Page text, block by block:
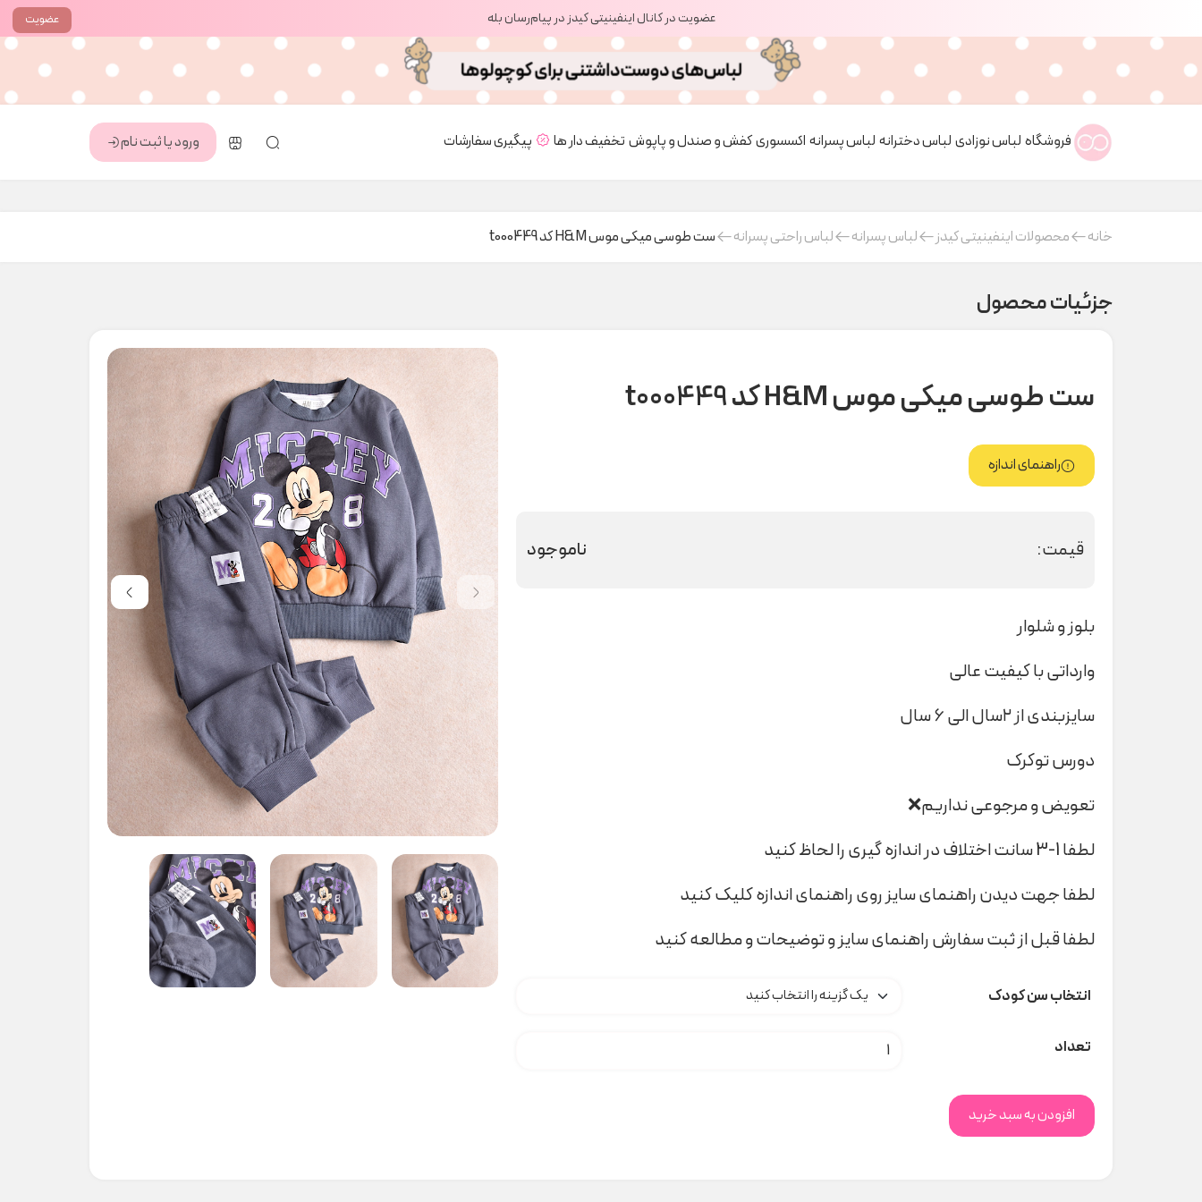
عضویت عضویت در کانال اینفینیتی کیدز در پیام‌رسان بله
فروشگاه لباس نوزادی لباس دخترانه لباس پسرانه اکسسوریکفش و صندل و پاپوش تخفیف دار ها پیگیری سفارشات ورود یا ثبت نام
خانه محصولات اینفینیتی کیدز لباس پسرانه لباس راحتی پسرانه ست طوسی میکی موس H&M کد t000449
جزئیات محصول
ست طوسی میکی موس H&M کد t000449
راهنمای اندازه
قیمت: ناموجود
بلوز و شلوار
وارداتی با کیفیت عالی
سایزبندی از ۲سال الی ۶ سال
دورس توکرک
تعویض و مرجوعی نداریم❌
لطفا 1-3 سانت اختلاف در اندازه گیری را لحاظ کنید
لطفا جهت دیدن راهنمای سایز روی راهنمای اندازه کلیک کنید
لطفا قبل از ثبت سفارش راهنمای سایز و توضیحات و مطالعه کنید
انتخاب سن کودک
تعداد ست طوسی میکی موس H&M کد t000449 عدد
افزودن به سبد خرید